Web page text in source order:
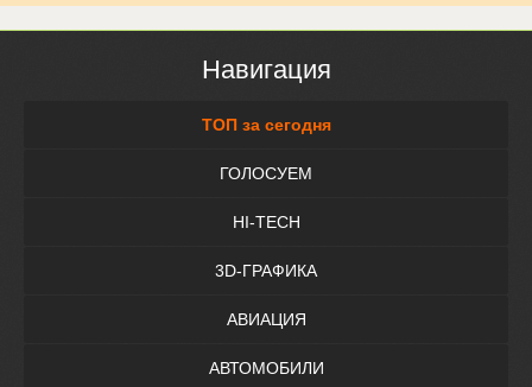
Навигация
ТОП за сегодня
ГОЛОСУЕМ
HI-TECH
3D-ГРАФИКА
АВИАЦИЯ
АВТОМОБИЛИ